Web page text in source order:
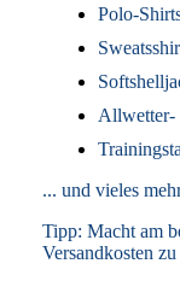
Polo-
Allwetter-
... und vieles
Tipp: Macht am
Versandkosten zu